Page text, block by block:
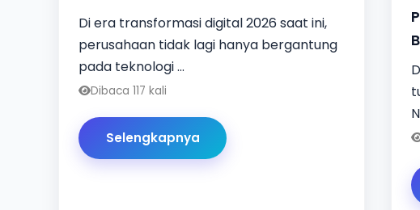
Di era transformasi digital 2026 saat ini,
perusahaan tidak lagi hanya bergantung
pada teknologi ...
Dibaca 117 kali
Selengkapnya